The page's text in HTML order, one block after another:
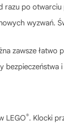
razu po otwarciu
wyzwań.
zawsze łatwo
bezpieczeństwa i
LEGO®. Klocki